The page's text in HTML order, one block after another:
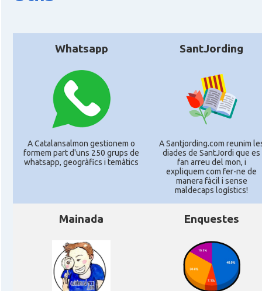
Whatsapp
A Catalansalmon gestionem o
formem part d'uns 250 grups de
whatsapp, geogràfics i temàtics
SantJording
A Santjording.com reunim
diades de SantJordi que es
fan arreu del mon, i
expliquem com fer-ne de
manera fàcil i sense
maldecaps logí­stics!
Mainada Enquestes